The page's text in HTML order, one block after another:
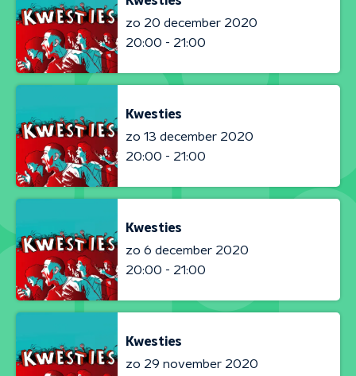
zo 20 december 2020
20:00 - 21:00
Kwesties
zo 13 december 2020
20:00 - 21:00
Kwesties
zo 6 december 2020
20:00 - 21:00
Kwesties
zo 29 november 2020